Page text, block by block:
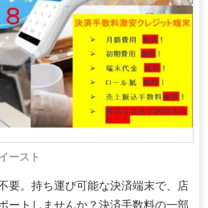
ースト
要。持ち運び可能な決済端末で、店
ートしませんか？決済手数料の一部